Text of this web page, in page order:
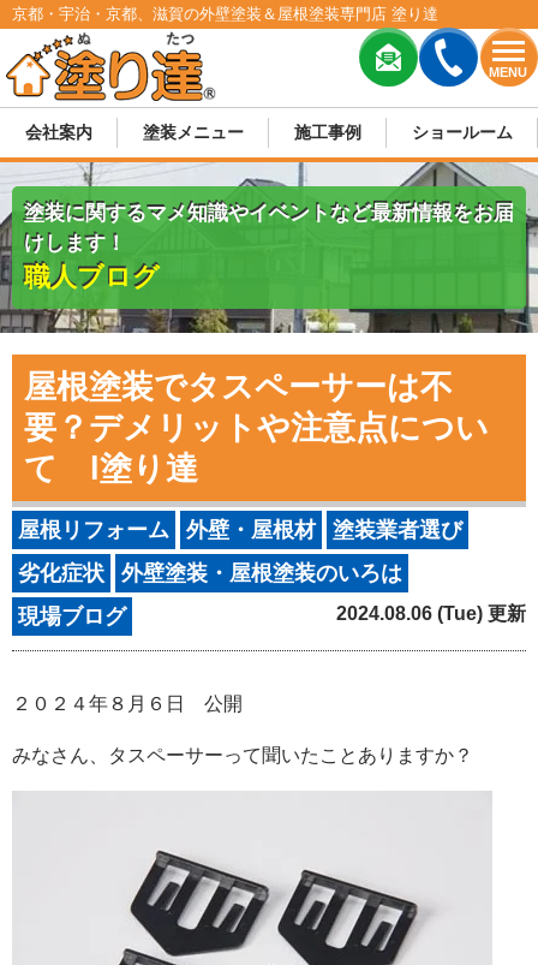
MENU
京都・宇治・京都、滋賀の外壁塗装＆屋根塗装専門店 塗り達
会社案内 塗装メニュー 施工事例 ショールーム
塗装に関するマメ知識やイベントなど最新情報をお届
けします！
職人ブログ
屋根塗装でタスペーサーは不
要？デメリットや注意点につい
て l塗り達
屋根リフォーム 外壁・屋根材
塗装業者選び
劣化症状
外壁塗装・屋根塗装のいろは
現場ブログ
2024.08.06 (Tue) 更新
２０２４年８月６日 公開
みなさん、タスペーサーって聞いたことありますか？